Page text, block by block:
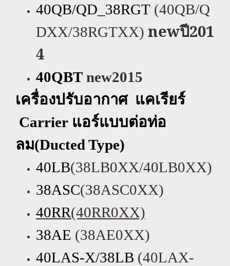
40QB/QD_38RGT (40QB/Q
DXX/38RGTXX) newปี201
4
40QBT new2015
เครื่องปรับอากาศ แคเรียร์
Carrier แอร์แบบต่อท่อ
ลม(Ducted Type)
40LB(38LB0XX/40LB0XX)
38ASC(38ASC0XX)
40RR(40RR0XX)
38AE (38AE0XX)
40LAS-X/38LB (40LAX-